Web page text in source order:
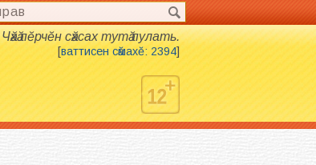
Чӑхӑ пӗрчӗн сӑхсах тутӑ пулать.
[ваттисен сӑмахӗ: 2394]